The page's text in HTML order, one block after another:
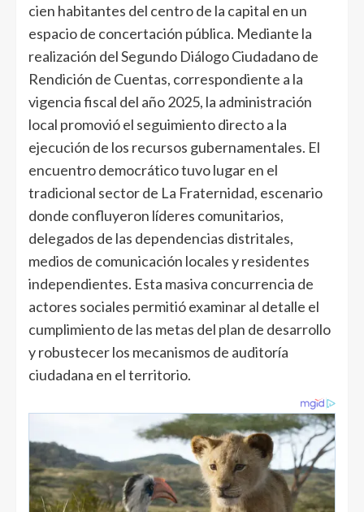
cien habitantes del centro de la capital en un
espacio de concertación pública. Mediante la
realización del Segundo Diálogo Ciudadano de
Rendición de Cuentas, correspondiente a la
vigencia fiscal del año 2025, la administración
local promovió el seguimiento directo a la
ejecución de los recursos gubernamentales. El
encuentro democrático tuvo lugar en el
tradicional sector de La Fraternidad, escenario
donde confluyeron líderes comunitarios,
delegados de las dependencias distritales,
medios de comunicación locales y residentes
independientes. Esta masiva concurrencia de
actores sociales permitió examinar al detalle el
cumplimiento de las metas del plan de desarrollo
y robustecer los mecanismos de auditoría
ciudadana en el territorio.